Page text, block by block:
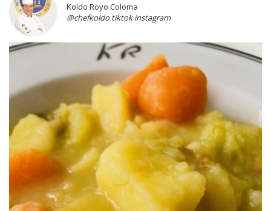
Koldo Royo Coloma
@chefkoldo tiktok instagram